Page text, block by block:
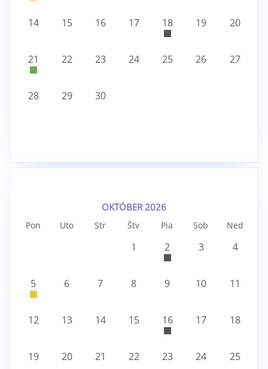
14 15 16 17 18 19 20
21 22 23 24 25 26 27
28 29 30
OKTÓBER 2026
Pon Uto Str Štv Pia Sob Ned
1 2 3 4
5 6 7 8 9 10 11
12 13 14 15 16 17 18
19 20 21 22 23 24 25